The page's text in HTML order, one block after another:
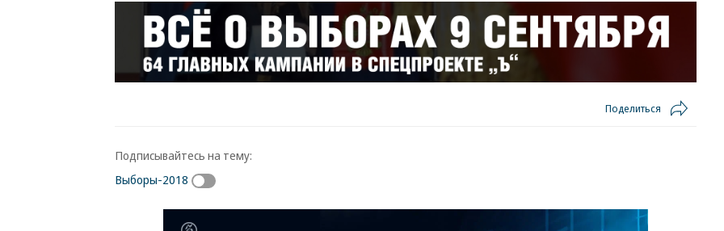
Поделиться
Подписывайтесь на тему:
Выборы-2018